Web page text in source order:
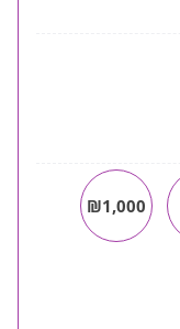
₪1,000